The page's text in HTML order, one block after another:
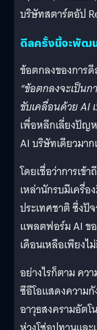
บริษัทสตาร์ตอัป
ดีลครั้งนี้จะพัฒน
ข้อตกลงของการ
“ข้อตกลงจะเป็น
ขับเคลื่อนด้วย AI
เพื่อหลีกเลี่ยงปัญ
AI บริษัทเดียวมาก
โดยเชื่อว่าการเข้
เหล่านักรบมีเครื่
ประเทศชาติ ซึ่งปั
แพลตฟอร์ม AI ข
เดือนเหลือเพียงไ
อย่างไรก็ตาม คว
ซีอีโอแสดงความกั
อาวุธสงครามอัตโ